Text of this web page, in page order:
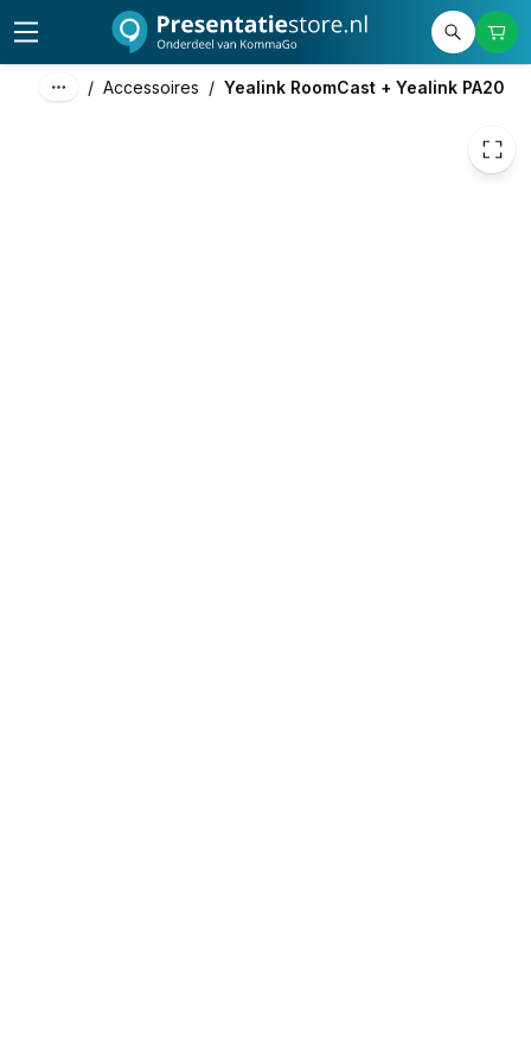
/ Accessoires / Yealink RoomCast + Yealink PA20
628,00 excl. btw
759,88 incl. btw